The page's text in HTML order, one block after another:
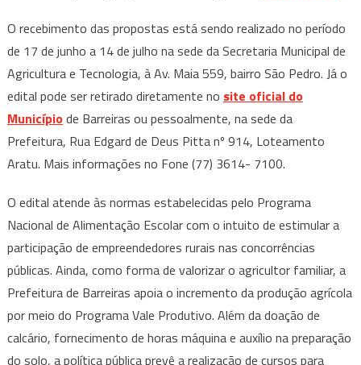
O recebimento das propostas está sendo realizado no período
de 17 de junho a 14 de julho na sede da Secretaria Municipal de
Agricultura e Tecnologia, à Av. Maia 559, bairro São Pedro. Já o
edital pode ser retirado diretamente no site oficial do
Municípiode Barreiras ou pessoalmente, na sede da
Prefeitura, Rua Edgard de Deus Pitta nº 914, Loteamento
Aratu. Mais informações no Fone (77) 3614- 7100.
O edital atende às normas estabelecidas pelo Programa
Nacional de Alimentação Escolar com o intuito de estimular a
participação de empreendedores rurais nas concorrências
públicas. Ainda, como forma de valorizar o agricultor familiar, a
Prefeitura de Barreiras apoia o incremento da produção agrícola
por meio do Programa Vale Produtivo. Além da doação de
calcário, fornecimento de horas máquina e auxílio na preparação
do solo, a política pública prevê a realização de cursos para